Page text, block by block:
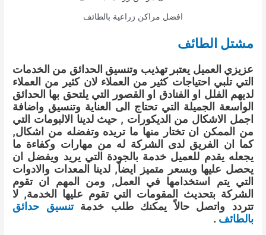
افضل مراكن زراعية بالطائف
مشتل الطائف
عزيزي العميل يعتبر تهذيب وتنسيق الحدائق من الخدمات
التي تلبي احتياجات كثير من العملاء لان كثير من العملاء
لديهم الفلل او الفنادق او القصور التي يلتحق بها الحدائق
الواسعة الجميلة التي تحتاج الى العناية وتنسيق واضافة
اجمل الاشكال من الديكورات , حيث لدينا الالبومات التي
من الممكن ان تختار منها ما تريده وتفضله من اشكال,
كما ان الفريق لدى الشركة له من مهارات وكفاءة ما
يجعله يقدم للعميل خدمة بالجودة التي يريد ويفضل ان
يحصل عليها وبسعر متميز ايضاً, لدينا المعدات والادوات
التي يتم استخدامها في العمل, ومن المهم ان تقوم
الشركة بتحديث المقومات التي تقوم عليها الخدمة, لا
تتردد واتصل حالاً يمكنك طلب خدمةتنسيق حدائق
بالطائف .